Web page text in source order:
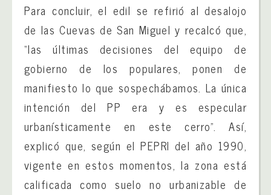
Para concluir, el edil se refirió al desalojo
de las Cuevas de San Miguel y recalcó que,
“las últimas decisiones del equipo de
gobierno de los populares, ponen de
manifiesto lo que sospechábamos. La única
intención del PP era y es especular
urbanísticamente en este cerro”. Así,
explicó que, según el PEPRI del año 1990,
vigente en estos momentos, la zona está
calificada como suelo no urbanizable de